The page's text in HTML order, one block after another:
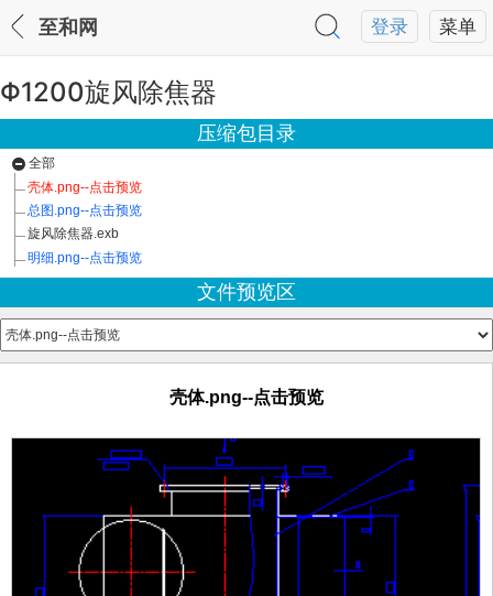
菜单
登录
至和网
Φ1200旋风除焦器
压缩包目录
全部
壳体.png--点击预览
总图.png--点击预览
旋风除焦器.exb
明细.png--点击预览
文件预览区
壳体.png--点击预览